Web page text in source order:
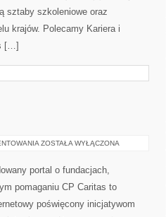
sztaby szkoleniowe oraz
krajów. Polecamy Kariera i
[…]
WOLONTARIAT
ZOSTAŁA WYŁĄCZONA
portal o fundacjach,
pomaganiu CP Caritas to
poświęcony inicjatywom